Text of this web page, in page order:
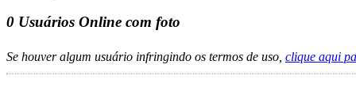
0 Usuários Online com foto
Se houver algum usuário infringindo os termos de uso, clique aqui